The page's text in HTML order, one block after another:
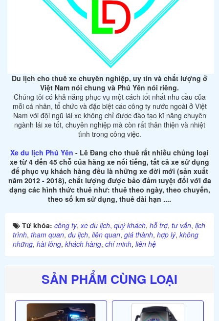
Du lịch cho thuê xe chuyên nghiệp, uy tín và chất lượng ở
Việt Nam nói chung và Phú Yên nói riêng.
Chúng tôi có khả năng phục vụ một cách tốt nhất nhu cầu của
mỗi cá nhân, tổ chức và đặc biệt các công ty nước ngoài ở Việt
Nam với đội ngũ lái xe không chỉ được đào tạo kĩ năng chuyên
ngành lái xe tốt, chuyên nghiệp mà còn rất thân thiện và nhiệt
tình trong công việc.
Xe du lịch Phú Yên - Lê Đang cho thuê rất nhiều chủng loại
xe từ 4 đến 45 chỗ của hãng xe nổi tiếng, tất cả xe sử dụng
để phục vụ khách hàng đều là những xe đời mới (sản xuất
năm 2012 - 2018), chất lượng được bảo đảm tuyệt đối với đa
dạng các hình thức thuê như: thuê theo ngày, theo chuyến,
theo số km sử dụng, thuê dài hạn ....
Từ khóa: công ty,xe du lịch, quý khách, hỗ trợ, tư vấn, lịch
trình, tham quan, du lịch, liên quan, giá thành, hợp lý, không
những, hài lòng, khách hàng, chí minh, liên hệ
SẢN PHẨM CÙNG LOẠI